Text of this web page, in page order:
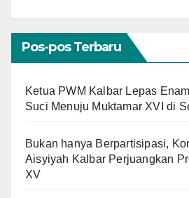
Pos-pos Terbaru
Ketua PWM Kalbar Lepas
Suci Menuju Muktamar XVI di
Bukan hanya Berpartisipasi,
Aisyiyah Kalbar Perjuangkan
XV